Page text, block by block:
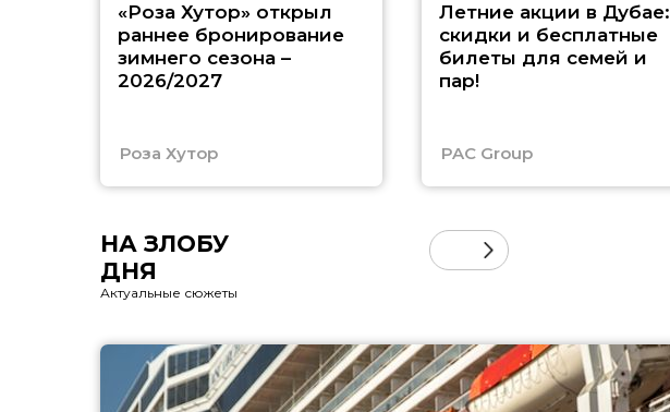
«Роза Хутор» открыл
раннее бронирование
зимнего сезона –
2026/2027
Роза Хутор
Летние акции в Дубае:
скидки и бесплатные
билеты для семей и
пар!
PAC Group
НА ЗЛОБУ
ДНЯ
Актуальные сюжеты